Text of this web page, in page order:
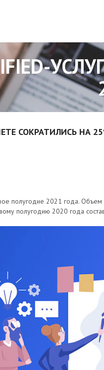
СОКРАТИЛИСЬ НА
полугодие 2021 года. Объем
полугодию 2020 года